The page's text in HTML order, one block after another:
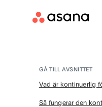
GÅ TILL AVSNITTET
Vad är kontinuerlig
Så fungerar den